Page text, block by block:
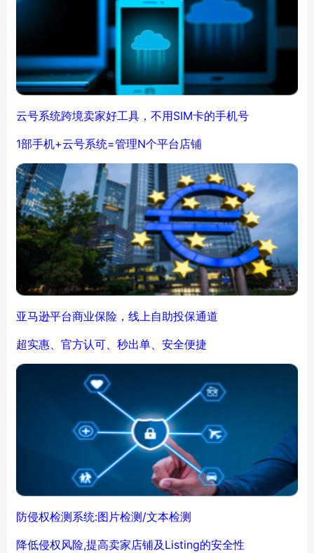
云号系统跨境卖家好工具，不用SIM卡的手机号
1部手机+云号系统=管理N个平台店铺
亚马逊平台商业保险，线上自助投保通道
超实惠、官方认可、秒出单、安全便捷
防侵权检测系统:图片检测/文本检测
降低侵权风险,提高卖家店铺及Listing的安全性